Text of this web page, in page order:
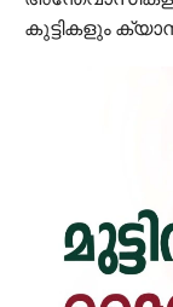
കുട്ടികളും